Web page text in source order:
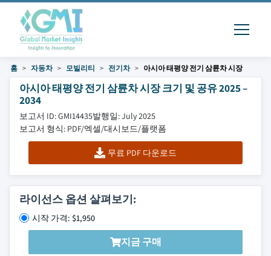
홈 자동차 모빌리티 전기차 아시아 태평양 전기 삼륜차 시장
아시아 태평양 전기 삼륜차 시장 크기 및 공유 2025 –
2034
보고서 ID: GMI14435발행일: July 2025
보고서 형식: PDF/엑셀/대시보드/플랫폼
무료 PDF 다운로드
라이선스 옵션 살펴보기:
시작 가격: $1,950
지금 구매